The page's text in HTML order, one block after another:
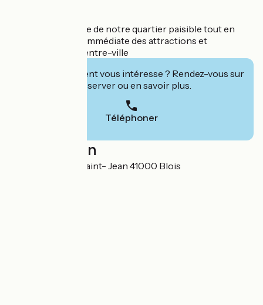
Profitez du charme de notre quartier paisible tout en
étant à proximité immédiate des attractions et
commodités du centre-ville
Cet établissement vous intéresse ? Rendez-vous sur
leur site pour réserver ou en savoir plus.
Téléphoner
Localisation
21 Rue du Bourg Saint- Jean 41000 Blois